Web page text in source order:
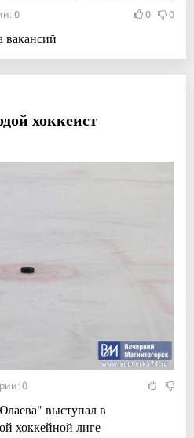
0 0 0
вакансий
хоккеист
0
выступал в
хоккейной лиге